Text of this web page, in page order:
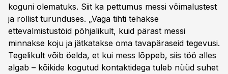
koguni olematuks. Siit ka pettumus messi võimalustest
ja rollist turunduses. „Väga tihti tehakse
ettevalmistustöid põhjalikult, kuid pärast messi
minnakse koju ja jätkatakse oma tavapäraseid tegevusi.
Tegelikult võib öelda, et kui mess lõppeb, siis töö alles
algab – kõikide kogutud kontaktidega tuleb nüüd suhet